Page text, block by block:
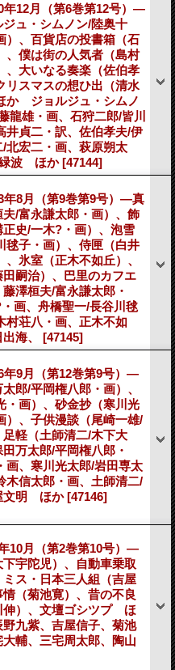
12月（第6巻第12号）―
ュ・シムノン/陸奥十
）、百貨店の投書箱（石
、僕は街の人気者（島村
、大いなる奏楽（佐伯孝
リスマスの想ひ出（清水
か ジョルジュ・シムノ
龍雄・画、石狩二郎/皆川
井貞二・訳、佐伯孝夫/伊
北宏二・画、萩原朔太
緑波 ほか[47144]
8月（第9巻第9号）―真
/富永謙太郎・画）、飾
史/一木?・画）、泡雪
毬子・画）、侍匣（白井
氷室（正木不如丘）、
嗣治）、巴里のカフエ
澤桓夫/富永謙太郎・
画、舟橋聖一/長谷川毬
村荘八・画、正木不如
海、 [47145]
9月（第12巻第9号）―
郎/平岡権八郎・画）、
・画）、砂金抄（寒川光
）、子供漫談（尾崎一雄/
軽（土師清二/木下大
万太郎/平岡権八郎・
画、寒川光太郎/岩田専太
木信太郎・画、土師清二/
文明 ほか[47146]
10月（第2巻第10号）―
宇陀児）、自動車乗取
ス・日本三人組（吉屋
（菊池寛）、昔の不良
伸）、文壇ゴシツプ ほ
九紫、吉屋信子、菊池
輔、三宅周太郎、陶山